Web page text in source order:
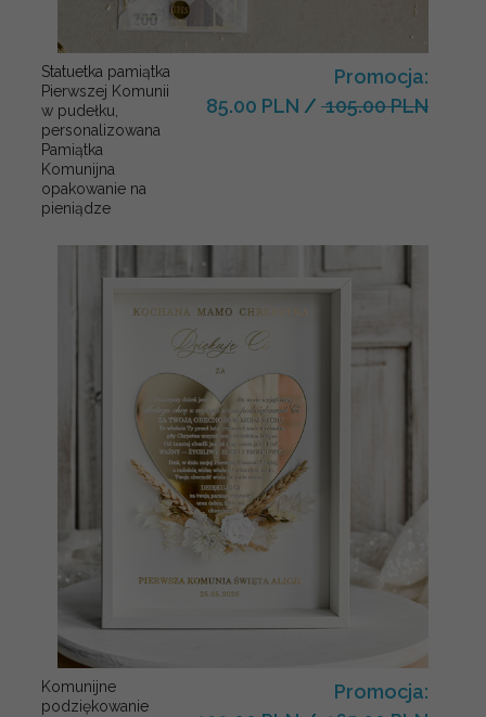
Statuetka pamiątka
Pierwszej Komunii
w pudełku,
personalizowana
Pamiątka
Komunijna
opakowanie na
pieniądze
Promocja:
85.00 PLN / 105.00 PLN
Komunijne
podziękowanie
Promocja: